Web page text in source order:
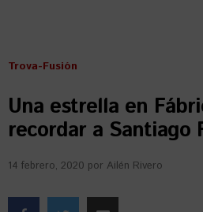
Trova-Fusión
Una estrella en
recordar a Santiago
14 febrero, 2020 por Ailén Rivero